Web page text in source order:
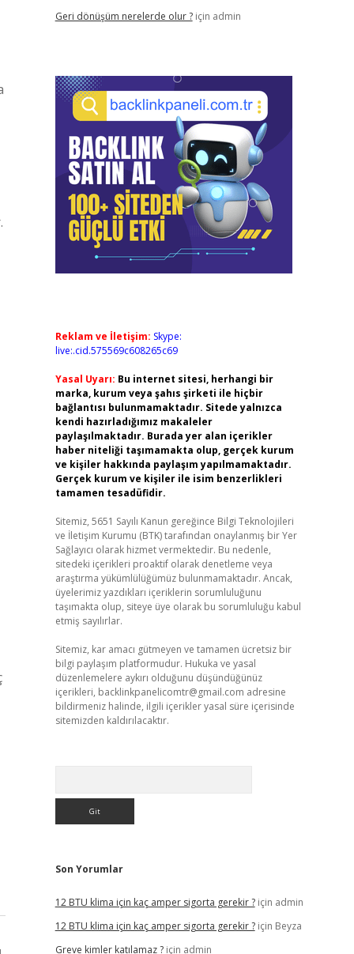
Geri dönüşüm nerelerde olur ?için admin
Reklam ve İletişim: Skype:
live:.cid.575569c608265c69
Yasal Uyarı: Bu internet sitesi, herhangi bir
marka, kurum veya şahıs şirketi ile hiçbir
bağlantısı bulunmamaktadır. Sitede yalnızca
kendi hazırladığımız makaleler
paylaşılmaktadır. Burada yer alan içerikler
haber niteliği taşımamakta olup, gerçek kurum
ve kişiler hakkında paylaşım yapılmamaktadır.
Gerçek kurum ve kişiler ile isim benzerlikleri
tamamen tesadüfidir.
Sitemiz, 5651 Sayılı Kanun gereğince Bilgi Teknolojileri
ve İletişim Kurumu (BTK) tarafından onaylanmış bir Yer
Sağlayıcı olarak hizmet vermektedir. Bu nedenle,
sitedeki içerikleri proaktif olarak denetleme veya
araştırma yükümlülüğümüz bulunmamaktadır. Ancak,
üyelerimiz yazdıkları içeriklerin sorumluluğunu
taşımakta olup, siteye üye olarak bu sorumluluğu kabul
etmiş sayılırlar.
Sitemiz, kar amacı gütmeyen ve tamamen ücretsiz bir
bilgi paylaşım platformudur. Hukuka ve yasal
düzenlemelere aykırı olduğunu düşündüğünüz
içerikleri, backlinkpanelicomtr@gmail.com adresine
bildirmeniz halinde, ilgili içerikler yasal süre içerisinde
sitemizden kaldırılacaktır.
Son Yorumlar
12 BTU klima için kaç amper sigorta gerekir ?için admin
12 BTU klima için kaç amper sigorta gerekir ?için Beyza
Greve kimler katılamaz ?için admin